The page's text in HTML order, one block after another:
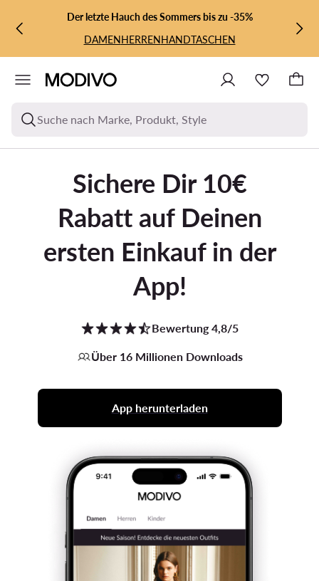
ZUM HAUPTINHALT SPRINGEN
ZUR SUCHEDer letzte Hauch des Sommers bis zu -35%
DAMENHERRENHANDTASCHEN
Suche nach Marke, Produkt, Style
Sichere Dir 10€
Rabatt auf Deinen
ersten Einkauf in der
App!
Bewertung 4,8/5
Über 16 Millionen Downloads
App herunterladen